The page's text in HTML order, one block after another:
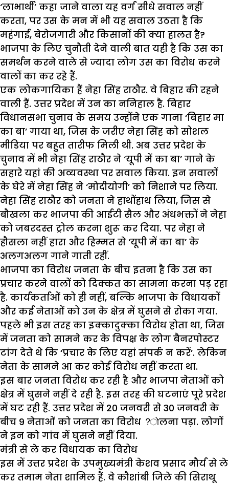
‘लाभार्थी’ कहा जाने वाला यह वर्ग सीधे सवाल नहीं
करता, पर उस के मन में भी यह सवाल उठता है कि
महंगाई, बेरोजगारी और किसानों की क्या हालत है?
भाजपा के लिए चुनौती देने वाली बात यही है कि उस का
समर्थन करने वाले से ज्यादा लोग उस का विरोध करने
वालों का कर रहे हैं.
एक लोकगायिका हैं नेहा सिंह राठौर. वे बिहार की रहने
वाली हैं. उत्तर प्रदेश में उन का ननिहाल है. बिहार
विधानसभा चुनाव के समय उन्होंने एक गाना ‘बिहार मा
का बा’ गाया था, जिस के जरीए नेहा सिंह को सोशल
मीडिया पर बहुत तारीफ मिली थी. अब उत्तर प्रदेश के
चुनाव में भी नेहा सिंह राठौर ने ‘यूपी में का बा’ गाने के
सहारे यहां की अव्यवस्था पर सवाल किया. इन सवालों
के घेरे में नेहा सिंह ने ‘मोदीयोगी’ को निशाने पर लिया.
नेहा सिंह राठौर को जनता ने हाथोंहाथ लिया, जिस से
बौखला कर भाजपा की आईटी सैल और अंधभक्तों ने नेहा
को जबरदस्त ट्रोल करना शुरू कर दिया. पर नेहा ने
हौसला नहीं हारा और हिम्मत से ‘यूपी में का बा’ के
अलगअलग गाने गाती रहीं.
भाजपा का विरोध जनता के बीच इतना है कि उस का
प्रचार करने वालों को दिक्कत का सामना करना पड़ रहा
है. कार्यकर्ताओं को ही नहीं, बल्कि भाजपा के विधायकों
और कई नेताओं को उन के क्षेत्र में घुसने से रोका गया.
पहले भी इस तरह का इक्कादुक्का विरोध होता था, जिस
में जनता को सामने कर के विपक्ष के लोग बैनरपोस्टर
टांग देते थे कि ‘प्रचार के लिए यहां संपर्क न करें’. लेकिन
नेता के सामने आ कर कोई विरोध नहीं करता था.
इस बार जनता विरोध कर रही है और भाजपा नेताओं को
क्षेत्र में घुसने नहीं दे रही है. इस तरह की घटनाएं पूरे प्रदेश
में घट रही हैं. उत्तर प्रदेश में 20 जनवरी से 30 जनवरी के
बीच 9 नेताओं को जनता का विरोध ?ोलना पड़ा. लोगों
ने इन को गांव में घुसने नहीं दिया.
मंत्री से ले कर विधायक का विरोध
इस में उत्तर प्रदेश के उपमुख्यमंत्री केशव प्रसाद मौर्य से ले
कर तमाम नेता शामिल हैं. वे कौशांबी जिले की सिराथू